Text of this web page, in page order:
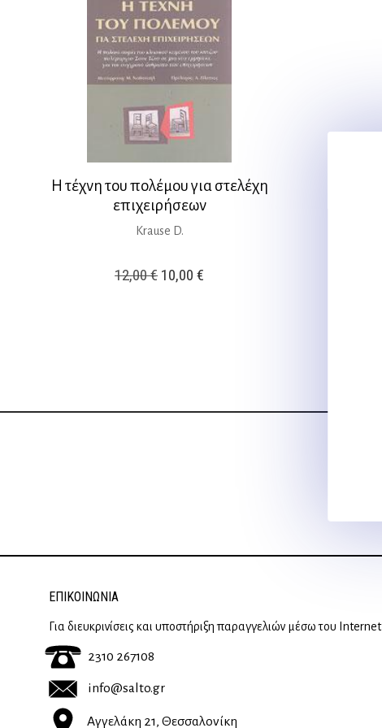
Η τέχνη του πολέμου για στελέχη
επιχειρήσεων
Krause D.
12,00€ Original
10,00€
ΕΠΙΚΟΙΝΩΝΊΑ
Για διευκρινίσεις και υποστήριξη παραγγελιών μέσω του Internet
2310 267108
info@salto.gr
Αγγελάκη 21, Θεσσαλονίκη